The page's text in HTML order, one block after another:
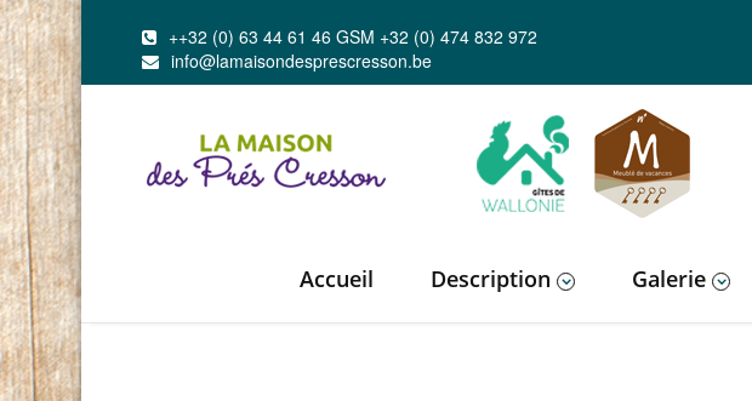
++32 (0) 63 44 61 46 GSM +32 (0) 474 832 972
info@lamaisondesprescresson.be
Accueil Description Galerie